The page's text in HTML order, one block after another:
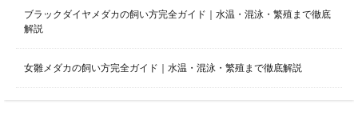
ブラックダイヤメダカの飼い方完全ガイド｜水温・混泳・繁殖まで徹底
解説
女雛メダカの飼い方完全ガイド｜水温・混泳・繁殖まで徹底解説